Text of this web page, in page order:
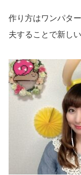
作り方はワンパタ
夫することで新し